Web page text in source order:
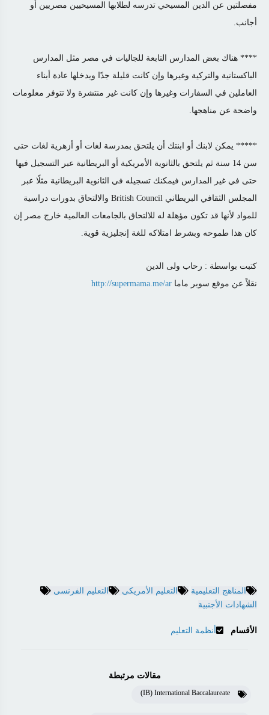
مفصلتين عن الدين المسيحي تدرسه لطلابها المسيحيين مصريين أو
أجانب.
**** هناك بعض المدارس التابعة للجاليات في مصر مثل المدارس
الباكستانية والتركية وغيرها وإن كانت قليلة جدًا ويدخلها عادة أبناء
العاملين في السفارات وغيرها وإن كانت غير منتشرة ولا تتوفر معلومات
واضحة عن مناهجها.
***** يمكن لابنك أو ابنتك أن يلتحق بمدرسة لغات أو أزهرية لغات حتى
سن 14 سنة ثم يلتحق بالثانوية الأمريكية أو البريطانية عبر التسجيل فيها
حتى في غير المدارس فيمكنك تسجيله في الثانوية البريطانية مثلًا عبر
المجلس الثقافي البريطاني British Council والالتحاق بدورات دراسية
للمواد لأنها قد تكون مؤهلة له للالتحاق بالجامعات العالمية خارج مصر إن
كان هذا طموحه وبشرط امتلاكه للغة إنجليزية قوية.
كتبت بواسطة : رحاب ولى الدين
نقلاً عن موقع سوبر ماما http://supermama.me/ar
المناهج التعليمية التعليم الأمريكى
التعليم الفرنسى
الشهادات الأجنبية
الأقسام أنظمة التعليم
مقالات مرتبطة
IB) International Baccalaureate)